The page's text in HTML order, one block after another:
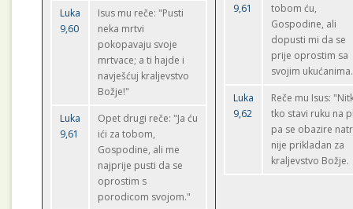
Luka
9,60
Isus mu reče: "Pusti
neka mrtvi
pokopavaju svoje
mrtvace; a ti hajde i
navješćuj kraljevstvo
Božje!"
Luka
9,61
Opet drugi reče: "Ja ću
ići za tobom,
Gospodine, ali me
najprije pusti da se
oprostim s
porodicom svojom."
9,61
tobom ću,
Gospodine, ali
dopusti mi da se
prije oprostim sa
svojim ukućanima.
Luka
9,62
Reče mu Isus:
tko stavi ruku na
pa se obazire
nije prikladan za
kraljevstvo Božje.